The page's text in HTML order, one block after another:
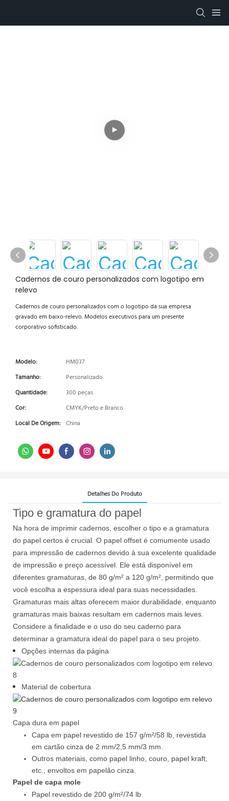
Cadernos de couro personalizados com logotipo em
relevo
Cadernos de couro personalizados com o logotipo da sua empresa
gravado em baixo-relevo. Modelos executivos para um presente
corporativo sofisticado.
Modelo:
HM037
Tamanho:
Personalizado
Quantidade:
300 peças
Cor:
CMYK/Preto e Branco
Local De Origem: China
Detalhes Do Produto
Tipo e gramatura do papel
Na hora de imprimir cadernos, escolher o tipo e a gramatura
do papel certos é crucial. O papel offset é comumente usado
para impressão de cadernos devido à sua excelente qualidade
de impressão e preço acessível. Ele está disponível em
diferentes gramaturas, de 80 g/m² a 120 g/m², permitindo que
você escolha a espessura ideal para suas necessidades.
Gramaturas mais altas oferecem maior durabilidade, enquanto
gramaturas mais baixas resultam em cadernos mais leves.
Considere a finalidade e o uso do seu caderno para
determinar a gramatura ideal do papel para o seu projeto.
Opções internas da página
Material de cobertura
Capa dura em papel
Capa em papel revestido de 157 g/m²/58 lb, revestida
em cartão cinza de 2 mm/2,5 mm/3 mm.
Outros materiais, como papel linho, couro, papel kraft,
etc., envoltos em papelão cinza.
Papel de capa mole
Papel revestido de 200 g/m²/74 lb